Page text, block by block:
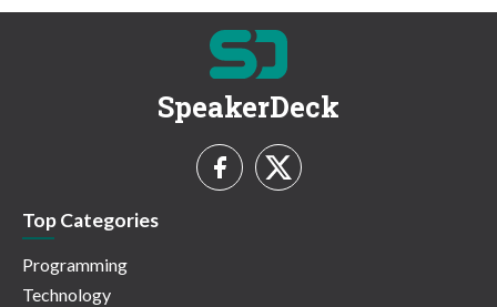
SpeakerDeck
Top Categories
Programming
Technology